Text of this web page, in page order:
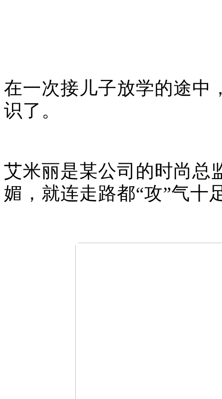
在一次接儿子放学的途中
识了。
艾米丽是某公司的时尚总
媚，就连走路都“攻”气十